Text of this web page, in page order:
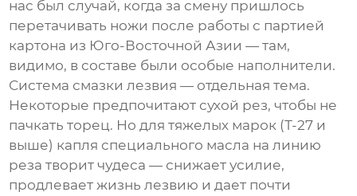
нас был случай, когда за смену пришлось
перетачивать ножи после работы с партией
картона из Юго-Восточной Азии — там,
видимо, в составе были особые наполнители.
Система смазки лезвия — отдельная тема.
Некоторые предпочитают сухой рез, чтобы не
пачкать торец. Но для тяжелых марок (Т-27 и
выше) капля специального масла на линию
реза творит чудеса — снижает усилие,
продлевает жизнь лезвию и дает почти